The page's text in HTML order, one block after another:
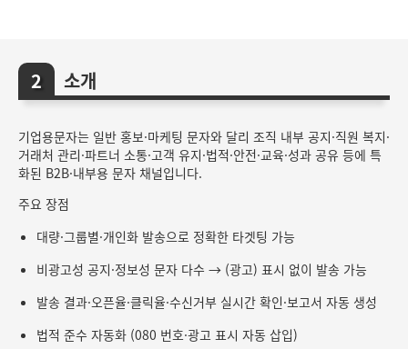
소개
기업용문자는 일반 홍보·마케팅 문자와 달리 조직 내부 공지·직원 복지·
거래처 관리·파트너 소통·고객 유지·법적·안전·교육·성과 공유 등에 특
화된 B2B·내부용 문자 채널입니다.
주요 장점
대량·그룹별·개인화 발송으로 정확한 타겟팅 가능
비광고성 공지·정보성 문자 다수 → (광고) 표시 없이 발송 가능
발송 결과·오픈율·클릭율·수신거부 실시간 확인·보고서 자동 생성
법적 준수 자동화 (080 번호·광고 표시 자동 삽입)